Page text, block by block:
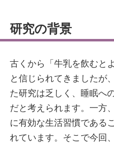
研究の背景
古くから「牛乳を飲むと
と信じられてきましたが
た研究は乏しく、睡眠へ
だと考えられます。一方
に有効な生活習慣である
れています。そこで今回